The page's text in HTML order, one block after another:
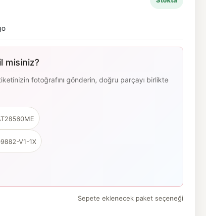
misiniz?
fotoğrafını gönderin, doğru parçayı birlikte
V1-1X
Sepete eklenecek paket seçeneği